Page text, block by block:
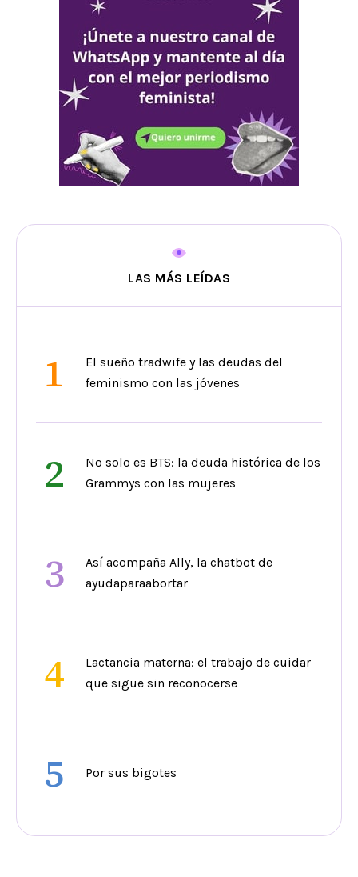
LAS MÁS LEÍDAS
1
El sueño tradwife y las deudas del
feminismo con las jóvenes
2
No solo es BTS: la deuda histórica de los
Grammys con las mujeres
3
Así acompaña Ally, la chatbot de
ayudaparaabortar
4
Lactancia materna: el trabajo de cuidar
que sigue sin reconocerse
5 Por sus bigotes